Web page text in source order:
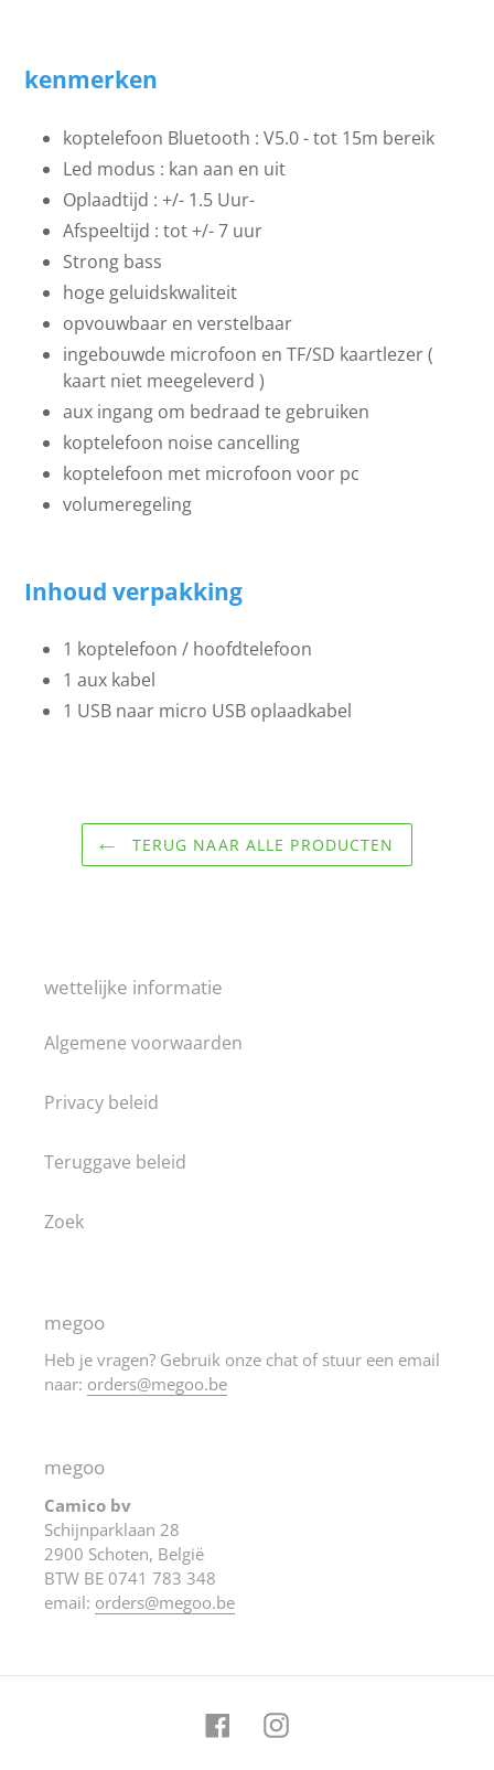
kenmerken
koptelefoon Bluetooth : V5.0 - tot 15m bereik
Led modus : kan aan en uit
Oplaadtijd : +/- 1.5 Uur-
Afspeeltijd : tot +/- 7 uur
Strong bass
hoge geluidskwaliteit
opvouwbaar en verstelbaar
ingebouwde microfoon en TF/SD kaartlezer (
kaart niet meegeleverd )
aux ingang om bedraad te gebruiken
koptelefoon noise cancelling
koptelefoon met microfoon voor pc
volumeregeling
Inhoud verpakking
1 koptelefoon / hoofdtelefoon
1 aux kabel
1 USB naar micro USB oplaadkabel
TERUG NAAR ALLE PRODUCTEN
wettelijke informatie
Algemene voorwaarden
Privacy beleid
Teruggave beleid
Zoek
megoo
Heb je vragen? Gebruik onze chat of stuur een email
naar: orders@megoo.be
megoo
Camico bv
Schijnparklaan 28
2900 Schoten, België
BTW BE 0741 783 348
email: orders@megoo.be
FacebookInstagram